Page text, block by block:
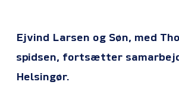
Ejvind Larsen og Søn, med
spidsen, fortsætter
Helsingør.